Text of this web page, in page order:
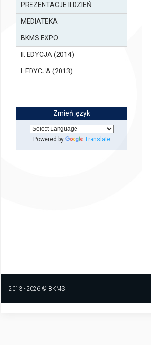
PREZENTACJE II DZIEŃ
MEDIATEKA
BKMS EXPO
II. EDYCJA (2014)
I. EDYCJA (2013)
Zmień język
Powered by Translate
2013 - 2026 © BKMS